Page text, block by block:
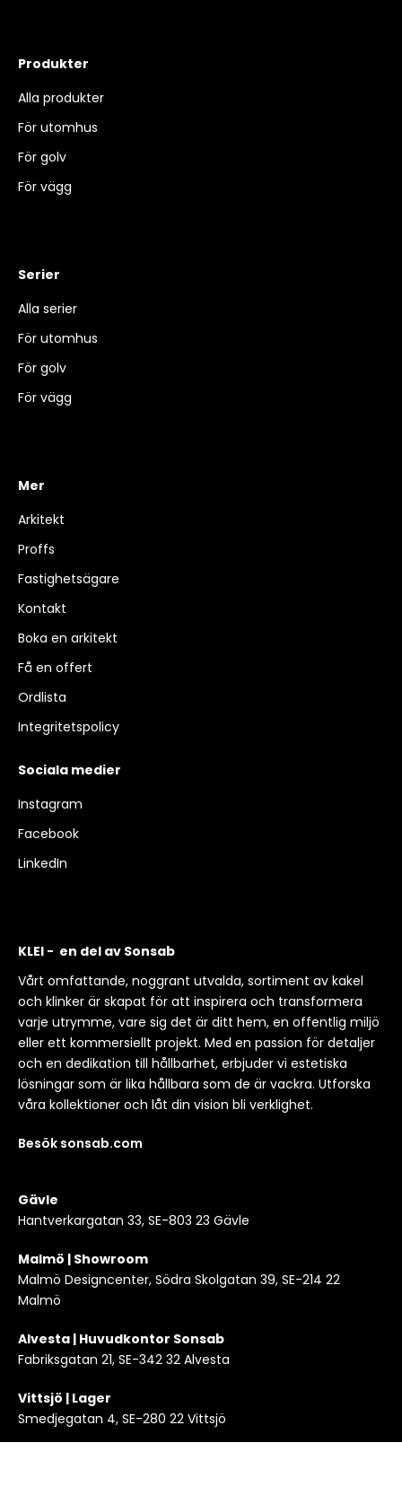
Produkter
Alla produkter
För utomhus
För golv
För vägg
Serier
Alla serier
För utomhus
För golv
För vägg
Mer
Arkitekt
Proffs
Fastighetsägare
Kontakt
Boka en arkitekt
Få en offert
Ordlista
Integritetspolicy
Sociala medier
Instagram
Facebook
LinkedIn
KLEI - en del av Sonsab
Vårt omfattande, noggrant utvalda, sortiment av kakel
och klinker är skapat för att inspirera och transformera
varje utrymme, vare sig det är ditt hem, en offentlig miljö
eller ett kommersiellt projekt. Med en passion för detaljer
och en dedikation till hållbarhet, erbjuder vi estetiska
lösningar som är lika hållbara som de är vackra. Utforska
våra kollektioner och låt din vision bli verklighet.
Besök sonsab.com
Gävle
Hantverkargatan 33, SE-803 23 Gävle
Malmö | Showroom
Malmö Designcenter, Södra Skolgatan 39, SE-214 22
Malmö
Alvesta | Huvudkontor Sonsab
Fabriksgatan 21, SE-342 32 Alvesta
Vittsjö | Lager
Smedjegatan 4, SE-280 22 Vittsjö